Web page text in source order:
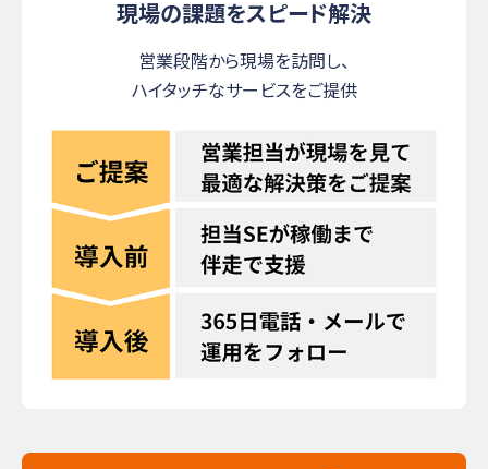
現場の課題をスピード解決
営業段階から現場を訪問し、
ハイタッチなサービスをご提供